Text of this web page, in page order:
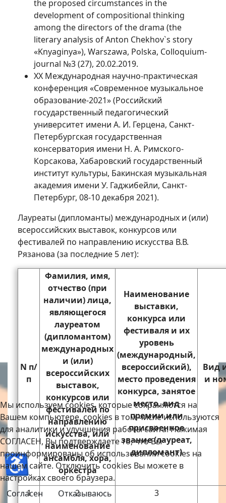
the proposed circumstances in the
development of compositional thinking
among the directors of the drama (the
literary analysis of Anton Chekhov`s story
«Knyaginya»), Warszawa, Polska, Colloquium-
journal №3 (27), 20.02.2019.
XX Международная научно-практическая
конференция «Современное музыкальное
образование-2021» (Российский
государственный педагогический
университет имени А. И. Герцена, Санкт-
Петербургская государственная
консерватория имени Н. А. Римского-
Корсакова, Хабаровский государственный
институт культуры, Бакинская музыкальная
академия имени У. Гаджибейли, Санкт-
Петербург, 08-10 декабря 2021).
Лауреаты (дипломанты) международных и (или)
всероссийских выставок, конкурсов или
фестивалей по направлению искусства В.В.
Рязанова (за последние 5 лет):
N п/
п
Фамилия, имя,
отчество (при
наличии) лица,
являющегося
лауреатом
(дипломантом)
международных
и (или)
всероссийских
выставок,
конкурсов или
фестивалей по
направлению
искусства, или
наименование
ансамбля, хора,
оркестра
Наименование
выставки,
конкурса или
фестиваля и их
уровень
(международный,
всероссийский),
место проведения
конкурса, занятое
место, вид
премии или
присвоенное
звание (лауреат,
дипломант)
Вид
и
1 2 3
Мы используем cookies, которые сохраняются на
Вашем компьютере, cookies в том числе используются
для аналитики и улучшения работы сайта. Нажимая
СОГЛАСЕН, Вы подтверждаете то, что Вы
проинформированы об использовании cookies на
нашем сайте. Отключить cookies Вы можете в
настройках своего браузера.
Согласен
Отказываюсь